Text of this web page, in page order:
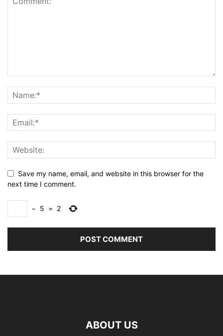
Save my name, email, and website in this browser for the
next time I comment.
− 5 = 2
ABOUT US